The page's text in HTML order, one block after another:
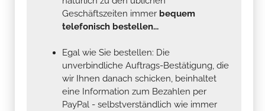
Geschäftszeiten immer bequem
telefonisch bestellen...
Egal wie Sie bestellen: Die
unverbindliche Auftrags-Bestätigung, die
wir Ihnen danach schicken, beinhaltet
eine Information zum Bezahlen per
PayPal - selbstverständlich wie immer